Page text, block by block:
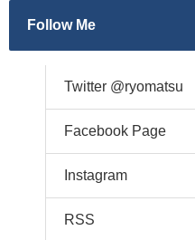
Follow Me
Twitter @ryomatsu
Facebook Page
Instagram
RSS